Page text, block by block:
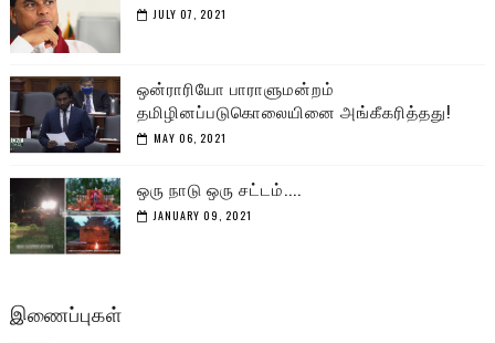
JULY 07, 2021
ஒன்ராரியோ பாராளுமன்றம்
தமிழினப்படுகொலையினை அங்கீகரித்தது!
MAY 06, 2021
ஒரு நாடு ஒரு சட்டம்....
JANUARY 09, 2021
இணைப்புகள்